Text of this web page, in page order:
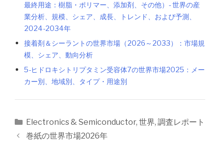
最終用途：樹脂・ポリマー、添加剤、その他）- 世界の産
業分析、規模、シェア、成長、トレンド、および予測、
2024-2034年
接着剤＆シーラントの世界市場（2026～2033）：市場規
模、シェア、動向分析
5-ヒドロキシトリプタミン受容体7の世界市場2025：メー
カー別、地域別、タイプ・用途別
カ
テ
Electronics & Semiconductor, 世界, 調査レポート
投
巻紙の世界市場2026年